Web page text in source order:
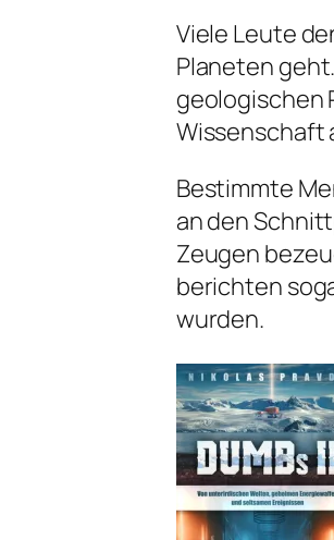
Viele Leute
Planeten
geologischen
Wissenschaft
Bestimmte
an den
Zeugen
berichten
wurden.